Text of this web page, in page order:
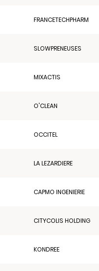
FRANCETECHPHARM
SLOWPRENEUSES
MIXACTIS
O'CLEAN
OCCITEL
LA LEZARDIERE
CAPMO INGENIERIE
CITYCOLIS HOLDING
KONDREE